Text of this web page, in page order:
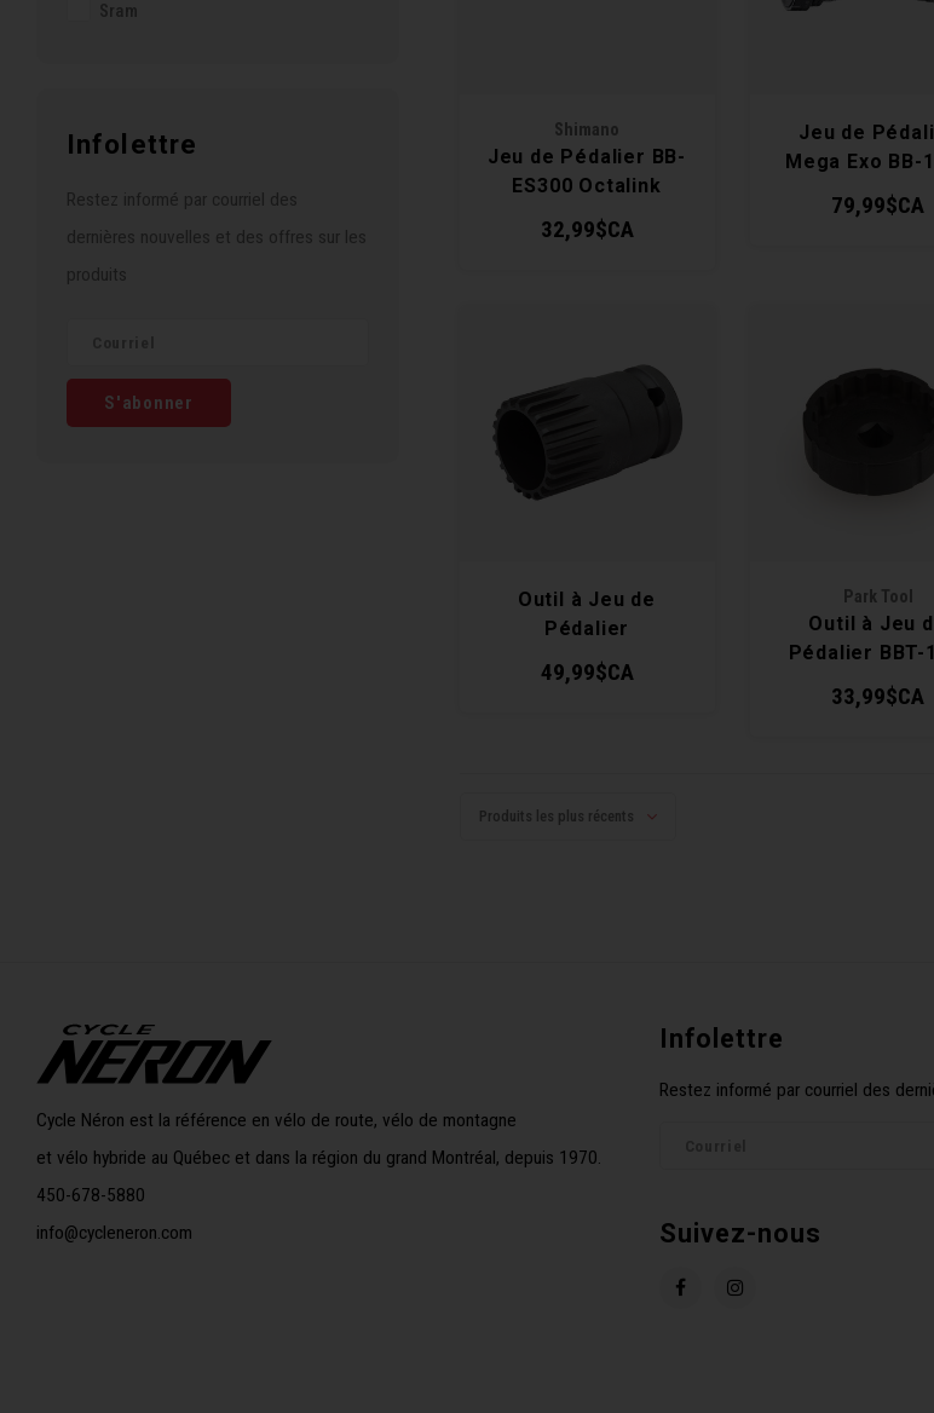
Sram
Infolettre
Restez informé par courriel des
dernières nouvelles et des offres sur les
produits
S'abonner
Shimano
Jeu de Pédalier BB-
ES300 Octalink
32,99$CA
Jeu de
Mega Exo BB-
19mm
79,99$CA
Outil à Jeu de
Pédalier
49,99$CA
Park Tool
Outil à Jeu
Pédalier BBT-
33,99$CA
Produits les plus récents
Cycle Néron est la référence en vélo de route, vélo de montagne
et vélo hybride au Québec et dans la région du grand Montréal, depuis 1970.
450-678-5880
info@cycleneron.com
Infolettre
Restez informé par courriel des
Suivez-nous